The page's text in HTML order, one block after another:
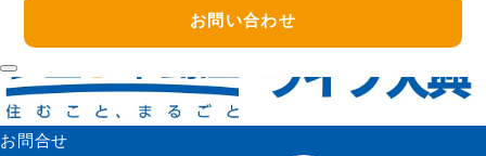
お問い合わせ
お問合せ